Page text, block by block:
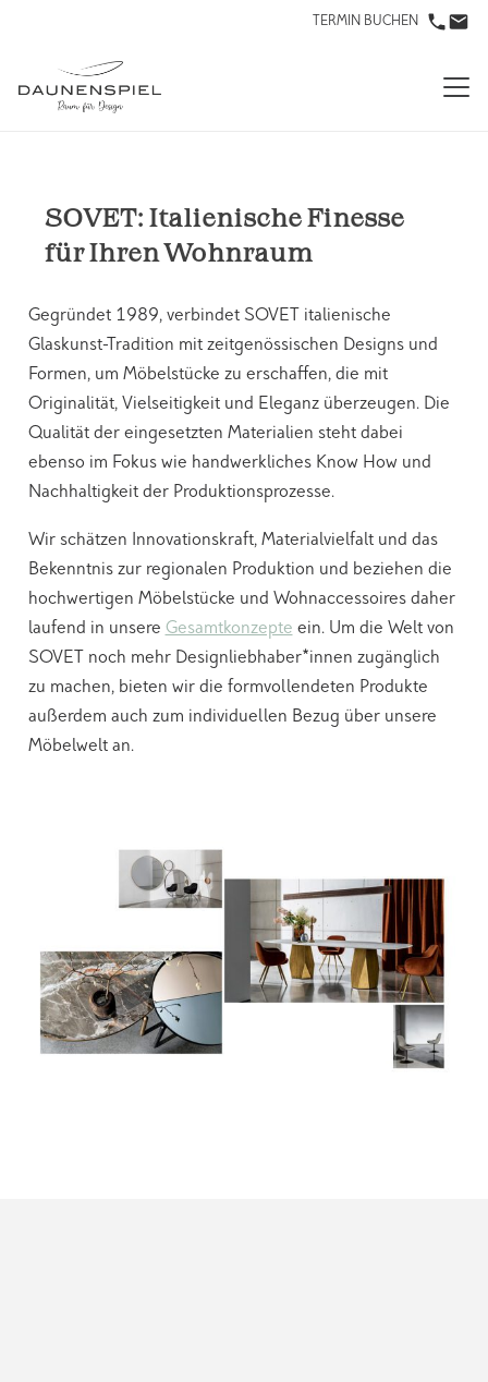
TERMIN BUCHEN
SOVET: Italienische Finesse
für Ihren Wohnraum
Gegründet 1989, verbindet SOVET italienische
Glaskunst-Tradition mit zeitgenössischen Designs und
Formen, um Möbelstücke zu erschaffen, die mit
Originalität, Vielseitigkeit und Eleganz überzeugen. Die
Qualität der eingesetzten Materialien steht dabei
ebenso im Fokus wie handwerkliches Know How und
Nachhaltigkeit der Produktionsprozesse.
Wir schätzen Innovationskraft, Materialvielfalt und das
Bekenntnis zur regionalen Produktion und beziehen die
hochwertigen Möbelstücke und Wohnaccessoires daher
laufend in unsere Gesamtkonzepte ein. Um die Welt von
SOVET noch mehr Designliebhaber*innen zugänglich
zu machen, bieten wir die formvollendeten Produkte
außerdem auch zum individuellen Bezug über unsere
Möbelwelt an.